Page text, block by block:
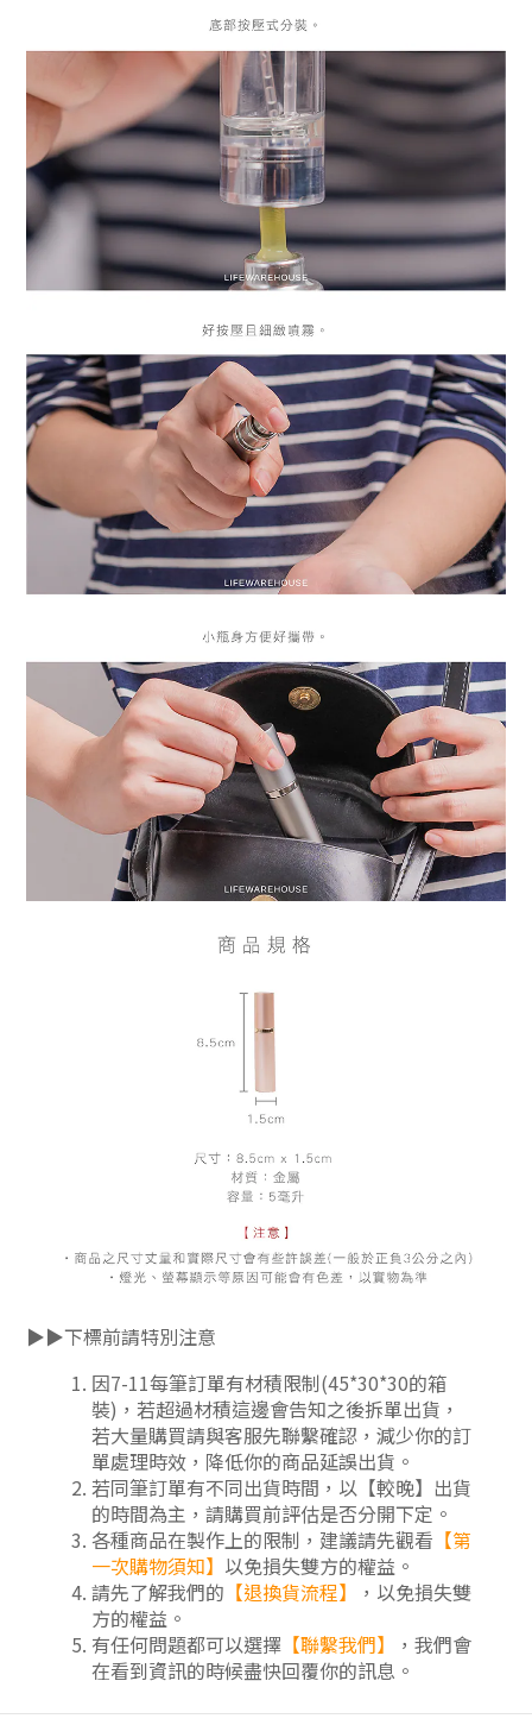
▶▶下標前請特別注意
因7-11每筆訂單有材積限制(45*30*30的箱
裝)，若超過材積這邊會告知之後拆單出貨，
若大量購買請與客服先聯繫確認，減少你的訂
單處理時效，降低你的商品延誤出貨。
若同筆訂單有不同出貨時間，以【較晚】出貨
的時間為主，請購買前評估是否分開下定 。
各種商品在製作上的限制，建議請先觀看 【第
一次購物須知】 以免損失雙方的權益。
請先了解我們的 【退換貨流程】
，以免損失雙
方的權益。
有任何問題都可以選擇 【聯繫我們】
，我們會
在看到資訊的時候盡快回覆你的訊息 。